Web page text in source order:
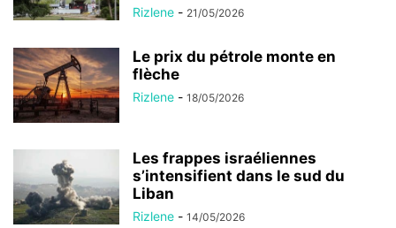
Rizlene - 21/05/2026
Le prix du pétrole monte en
flèche
Rizlene - 18/05/2026
Les frappes israéliennes
s’intensifient dans le sud du
Liban
Rizlene - 14/05/2026